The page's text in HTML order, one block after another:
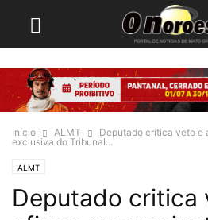
Início ALMT
Deputado critica veto e
exclusiva do Tribunal...
ALMT
Deputado critica